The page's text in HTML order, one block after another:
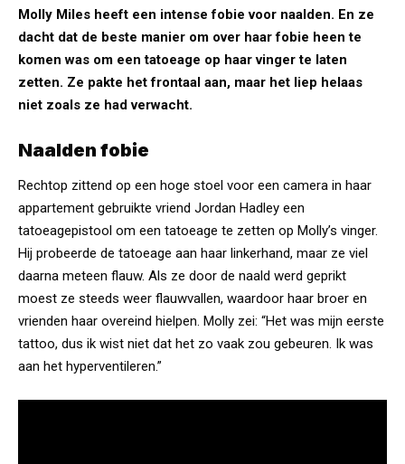
Molly Miles heeft een intense fobie voor naalden. En ze
dacht dat de beste manier om over haar fobie heen te
komen was om een tatoeage op haar vinger te laten
zetten. Ze pakte het frontaal aan, maar het liep helaas
niet zoals ze had verwacht.
Naalden fobie
Rechtop zittend op een hoge stoel voor een camera in haar
appartement gebruikte vriend Jordan Hadley een
tatoeagepistool om een tatoeage te zetten op Molly’s vinger.
Hij probeerde de tatoeage aan haar linkerhand, maar ze viel
daarna meteen flauw. Als ze door de naald werd geprikt
moest ze steeds weer flauwvallen, waardoor haar broer en
vrienden haar overeind hielpen. Molly zei: “Het was mijn eerste
tattoo, dus ik wist niet dat het zo vaak zou gebeuren. Ik was
aan het hyperventileren.”